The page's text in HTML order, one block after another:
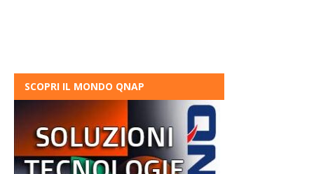
SCOPRI IL MONDO QNAP